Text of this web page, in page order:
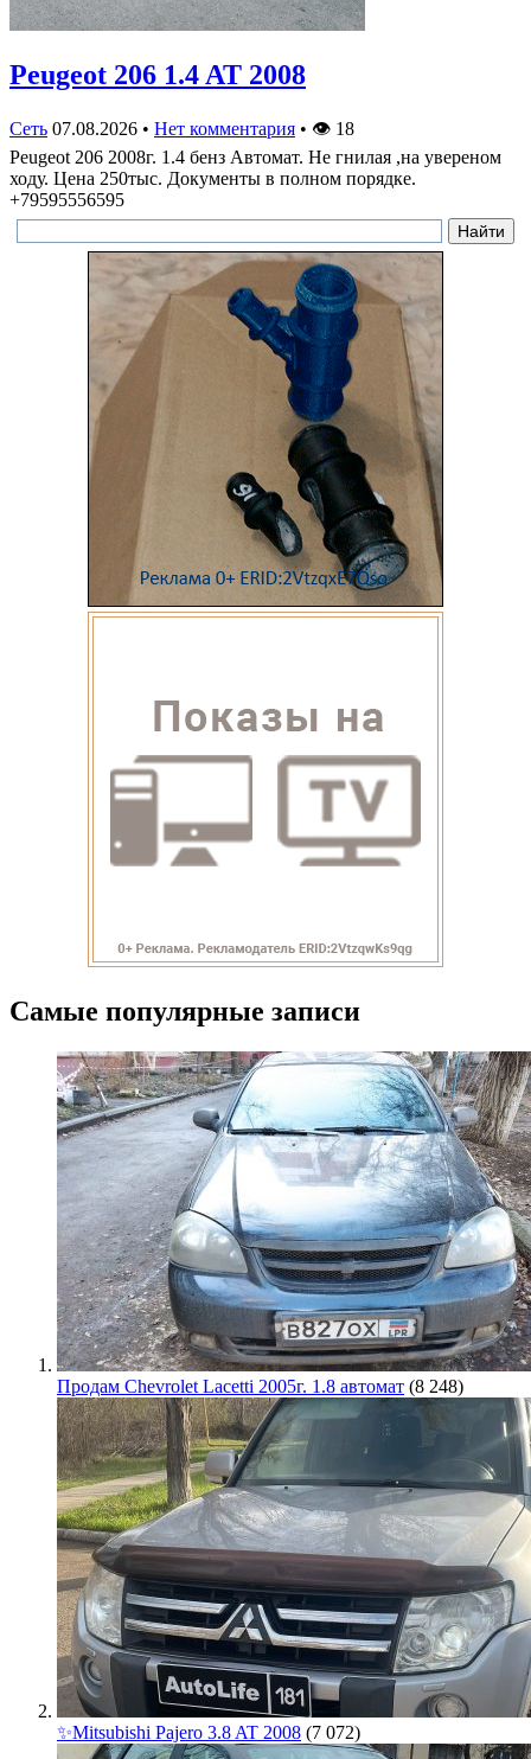
Peugeot 206 1.4 AT 2008
Сеть 07.08.2026 • Нет комментария • 👁 18
Peugeot 206 2008г. 1.4 бенз Автомат. Не гнилая ,на увереном
ходу. Цена 250тыс. Документы в полном порядке.
+79595556595
Самые популярные записи
Продам Chevrolet Lacetti 2005г. 1.8 автомат (8 248)
✨Mitsubishi Pajero 3.8 AT 2008 (7 072)